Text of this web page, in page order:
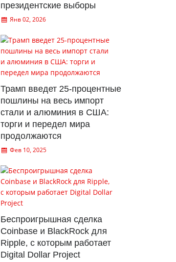
президентские выборы
Янв 02, 2026
Трамп введет 25-процентные
пошлины на весь импорт
стали и алюминия в США:
торги и передел мира
продолжаются
Фев 10, 2025
Беспроигрышная сделка
Coinbase и BlackRock для
Ripple, с которым работает
Digital Dollar Project